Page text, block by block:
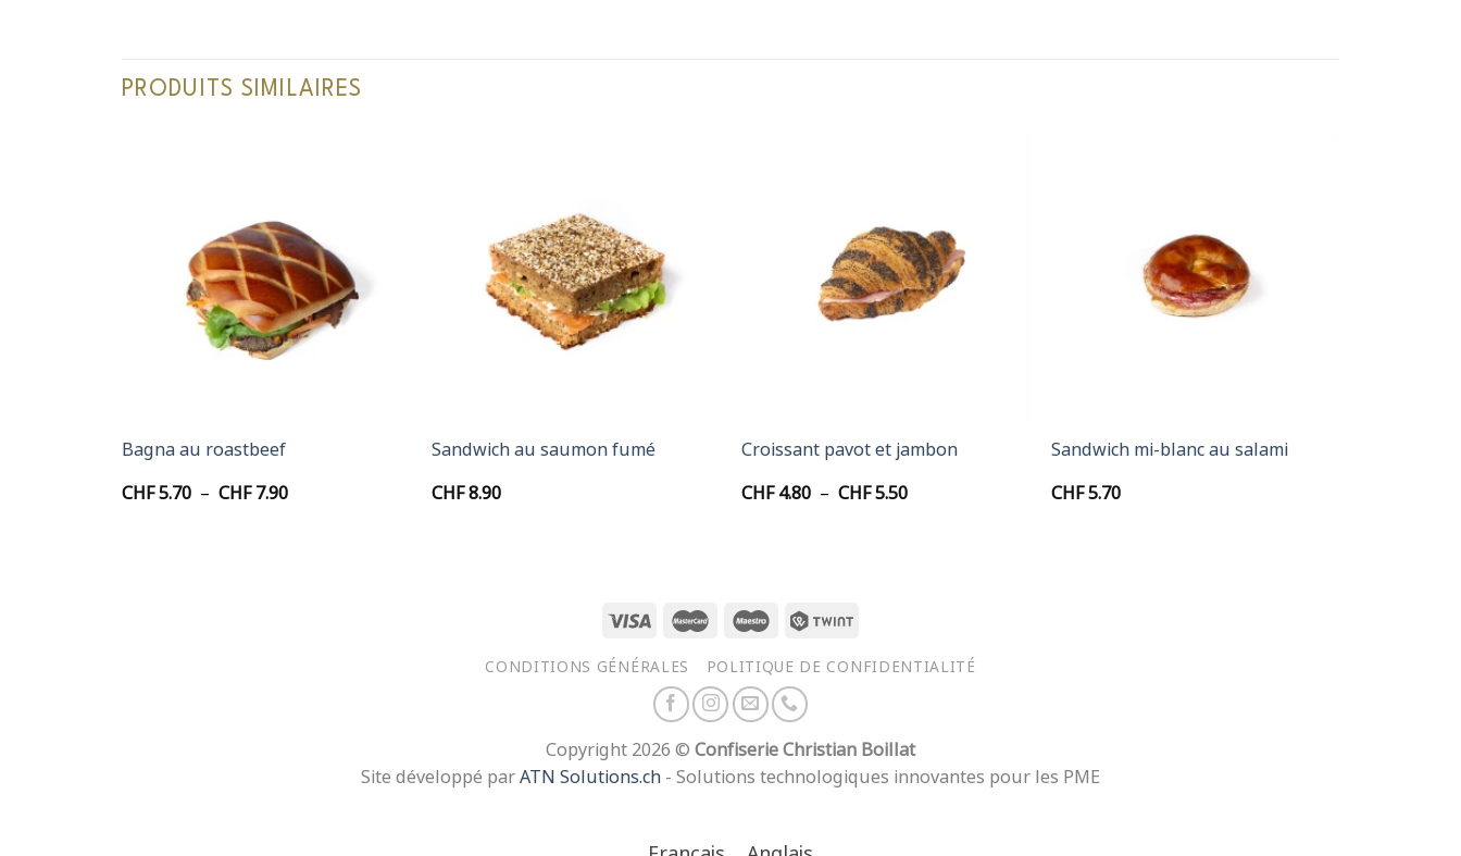
PRODUITS SIMILAIRES
Bagna au roastbeef
CHF5.70 – CHF7.90Plage
Sandwich au saumon fumé
CHF8.90
Croissant pavot et jambon
CHF4.80 – CHF5.50Plage
Sandwich mi-blanc au salami
CHF5.70
CONDITIONS GÉNÉRALES POLITIQUE DE CONFIDENTIALITÉ
Copyright 2026 © Confiserie Christian Boillat
Site développé par ATN Solutions.ch - Solutions technologiques innovantes pour les PME